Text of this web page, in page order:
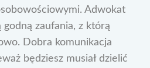
Adwokat
zaufania, z którą
Dobra komunikacja
będziesz musiał dzielić